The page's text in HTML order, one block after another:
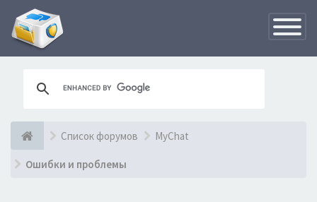
Список форумов MyChat
Ошибки и проблемы